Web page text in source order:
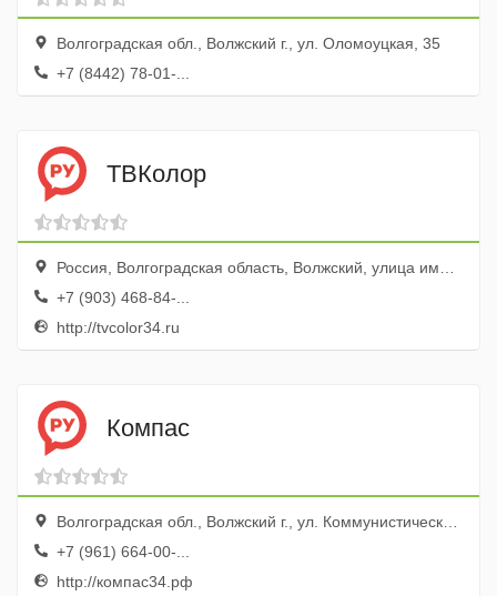
Волгоградская обл., Волжский г., ул. Оломоуцкая, 35
+7 (8442) 78-01-...
ТВКолор
Россия, Волгоградская область, Волжский, улица имени Ф.Г. Логинова, 2Б
+7 (903) 468-84-...
http://tvcolor34.ru
Компас
Волгоградская обл., Волжский г., ул. Коммунистическая, 44
+7 (961) 664-00-...
http://компас34.рф